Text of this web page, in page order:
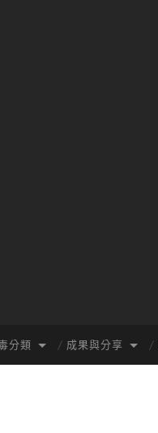
分類 成果與分享